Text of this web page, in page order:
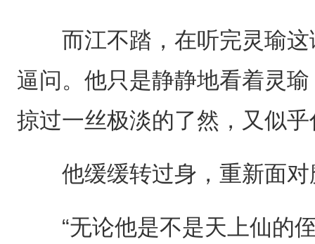
而江不踏，在听完灵瑜这
逼问。他只是静静地看着灵
掠过一丝极淡的了然，又似
他缓缓转过身，重新面对
“无论他是不是天上仙的侄